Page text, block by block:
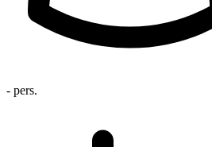
- pers.